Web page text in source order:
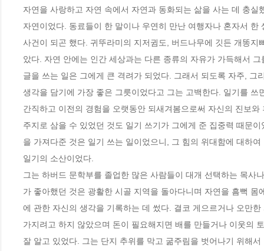
자연을 사랑하고 자연 속에서 자연과 동화되는 삶을 사는 데 충실
자연이었다. 동료들이 한 말이나 우연히 만난 여행자나 혼자서
사건이 되곤 했다. 귀뚜라미의 지저귐도, 버드나무에 깃든 개똥
았다. 자연 안에는 인간 세상과는 다른 종류의 자유가 가득해서
글을 쓰는 일은 그에게 큰 격려가 되었다. 그래서 되도록 자주,
생각을 담기에 가장 좋은 그릇이었다고 그는 고백한다. 일기를
간직하고 이전의 경험을 오랫동안 되새겨봄으로써 자신의 진보
주지로 삼을 수 있었던 것도 일기 쓰기가 그에게 준 집중력 때문
을 가져다준 것은 일기 쓰는 일이었으니, 그 힘의 위대함에 대하
일기의 소산이었다.
그는 하버드 문학부를 졸업한 많은 사람들이 대개 선택하는 목
가 좋아했던 것은 광활한 시골 지역을 돌아다니며 자연을 흠뻑
에 관한 자신의 생각을 기록하는 데 썼다. 결코 게으르거나 오만
가지려고 하지 않았으며 돈이 필요해지면 배를 만들거나 이웃의
잘 알고 있었다. 그는 단지 추위를 막고 굶주림을 벗어나기 위해